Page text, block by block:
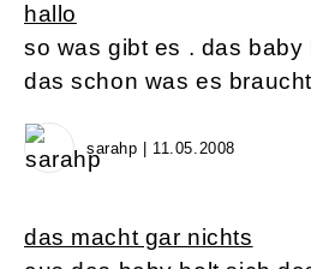
hallo
so was gibt es . das baby
das schon was es braucht
sarahp | 11.05.2008
das macht gar nichts